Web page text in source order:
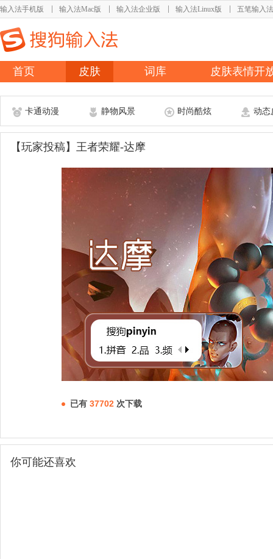
输入法手机版 输入法Mac版 输入法企业版 输入法Linux版 五笔输入法
首页 皮肤 词库 皮肤表情开
卡通动漫 静物风景 时尚酷炫 动态
【玩家投稿】王者荣耀-达摩
已有 37702 次下载
你可能还喜欢